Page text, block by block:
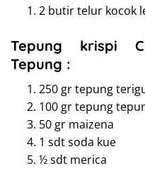
2 butir telur kocok
Tepung krispi
Tepung :
250 gr tepung
100 gr tepung
50 gr maizena
1 sdt soda kue
½ sdt merica